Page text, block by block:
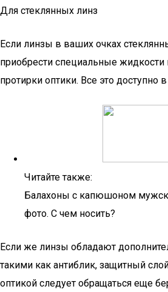
Для стеклянных линз
Если линзы в ваших очках
приобрести специальные жидкости
протирки оптики. Все это доступно в
Читайте также:
Балахоны с капюшоном
фото. С чем носить?
Если же линзы обладают
такими как антиблик, защитный слой
оптикой следует обращаться еще